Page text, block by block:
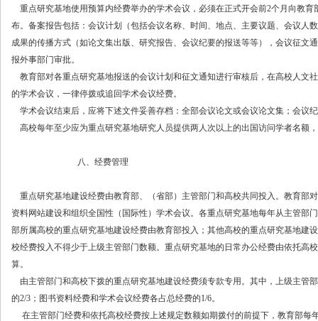
重点研究基地使用预算内经费举办的学术会议，必须在正式开会前2个月向教育
布。备案报告包括：会议计划（包括会议名称、时间、地点、主要议题、会议人
成果的传播方式（如论文集出版、研究报告、会议纪要的报送等等），会议征文
报外事部门审批。
教育部对各重点研究基地报送的会议计划和征文通知进行审核后，在高校人文
的学术会议，一律停拨或追回学术会议经费。
学术会议结束后，应将下述文件妥善存档：全部会议论文或会议论文集；会议
高校每年至少应为重点研究基地研究人员提供两人次以上的出国访问学者名额
八、经费管理
重点研究基地建设经费由教育部、（省部）主管部门和高校共同投入。教育部
资料网站建设和组织全国性（国际性）学术会议。各重点研究基地每年从主管部
部所属高校的重点研究基地建设经费由教育部投入；其他高校的重点研究基地建
校经费投入不得少于上级主管部门数额。重点研究基地的日常办公经费由依托高
算。
由主管部门和高校下拨的重点研究基地建设经费须专款专用。其中，上级主管
的2/3；图书资料经费和学术会议经费各占总经费的1/6。
在主管部门经费和依托高校经费按上述规定数额如期拨付的前提下，教育部每